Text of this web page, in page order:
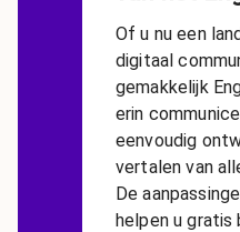
Of u nu een
digitaal
gemakkelijk
erin
eenvoudig
vertalen van
De
helpen u